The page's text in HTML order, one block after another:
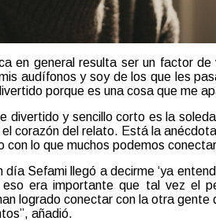
en general resulta ser un factor
audífonos y soy de los que les
porque es una cosa que me
divertido y sencillo corto es la
corazón del relato. Está la
con lo que muchos podemos
día Sefami llegó a decirme ‘ya
era importante que tal vez el
logrado conectar con la otra
añadió.